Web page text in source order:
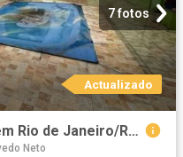
7 fotos
Actualizado
Casa / Sobrado para Venda em Rio de Janeiro/RJ Curicica 2 Quartos
Neto